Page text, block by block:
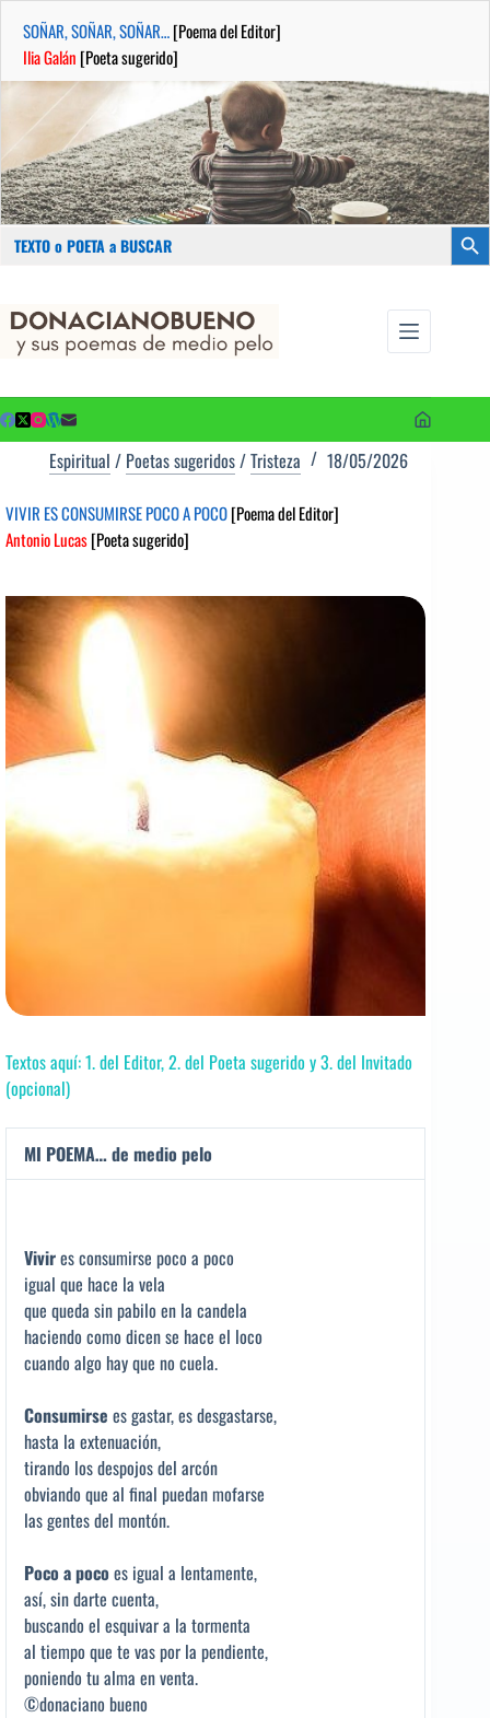
SOÑAR, SOÑAR, SOÑAR…[Poema del Editor]
Ilia Galán [Poeta sugerido]
Buscar:
contenido
Espiritual / Poetas sugeridos/Tristeza 18/05/2026
VIVIR ES CONSUMIRSE POCO A POCO[Poema del Editor]
Antonio Lucas[Poeta sugerido]
Textos aquí: 1. del Editor, 2. del Poeta sugerido y 3. del Invitado
(opcional)
MI POEMA… de medio pelo
Vivires consumirse poco a poco
igual que hace la vela
que queda sin pabilo en la candela
haciendo como dicen se hace el loco
cuando algo hay que no cuela.
Consumirse es gastar, es desgastarse,
hasta la extenuación,
tirando los despojos del arcón
obviando que al final puedan mofarse
las gentes del montón.
Poco a poco es igual a lentamente,
así, sin darte cuenta,
buscando el esquivar a la tormenta
al tiempo que te vas por la pendiente,
poniendo tu alma en venta.
©donaciano bueno